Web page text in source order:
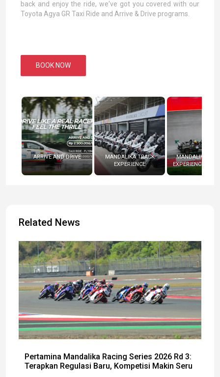
back and enjoy the ride, we've got you covered with our
Toyota Agya GR Taxi Ride and Arrive & Drive programs.
BOOK NOW
ARRIVE AND DRIVE
MANDALIKA TRACK
EXPERIENCE
MANDALIKA
EXPERIENCE
Related News
Pertamina Mandalika Racing Series 2026 Rd 3:
Terapkan Regulasi Baru, Kompetisi Makin Seru